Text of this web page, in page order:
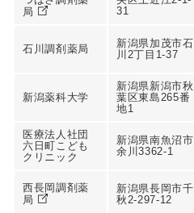
局
31
石川調剤薬局
新潟県加茂市石
川2丁目1-37
新潟薬科大学
新潟県新潟市秋
葉区東島265番
地1
医療法人社団
六日町こども
クリニック
新潟県南魚沼市
余川3362-1
西長岡調剤薬
局
新潟県長岡市千
秋2-297-12